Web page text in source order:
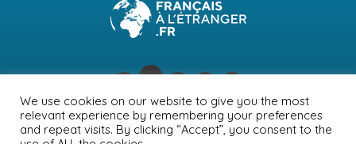
NEWSLETTER PUBLICITÉ CONTACTS
MENTIONS LÉGALES
We use cookies on our website to give you the most
relevant experience by remembering your preferences
and repeat visits. By clicking “Accept”, you consent to the